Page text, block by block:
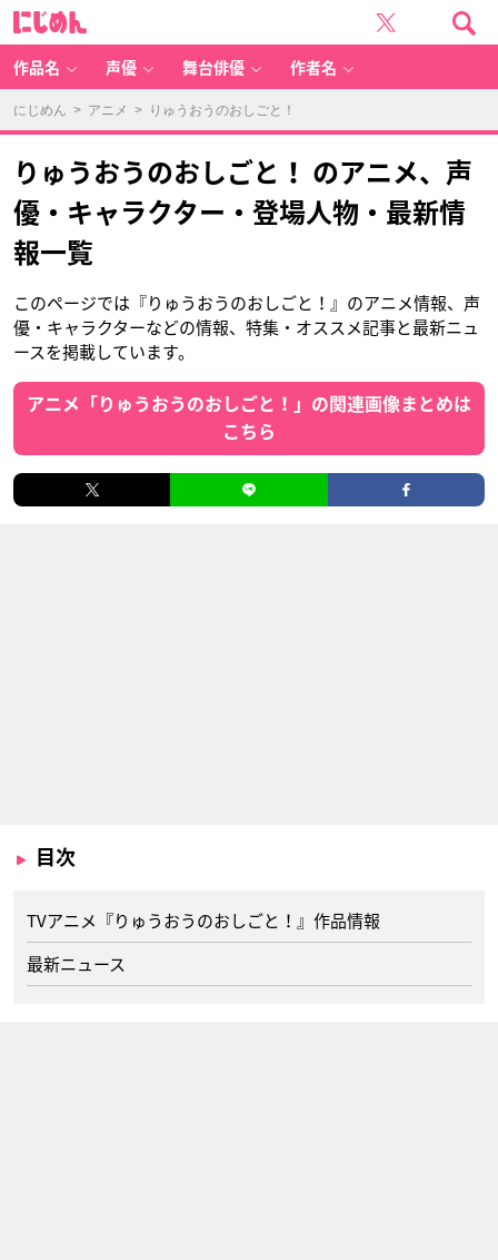
作品名 声優 舞台俳優 作者名
にじめん > アニメ > りゅうおうのおしごと！
りゅうおうのおしごと！ のアニメ、声
優・キャラクター・登場人物・最新情
報一覧
このページでは『りゅうおうのおしごと！』のアニメ情報、声
優・キャラクターなどの情報、特集・オススメ記事と最新ニュ
ースを掲載しています。
アニメ「りゅうおうのおしごと！」の関連画像まとめは
こちら
目次
TVアニメ『りゅうおうのおしごと！』作品情報
最新ニュース